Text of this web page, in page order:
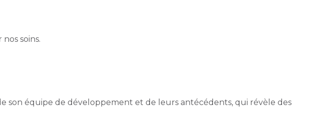
soins.
son équipe de développement et de leurs antécédents, qui révèle des